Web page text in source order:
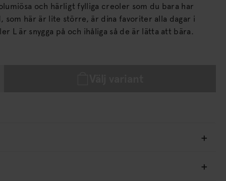
och härligt fylliga creoler som du bara har
creoler L är snygga på och ihåliga så de är lätta att bära.